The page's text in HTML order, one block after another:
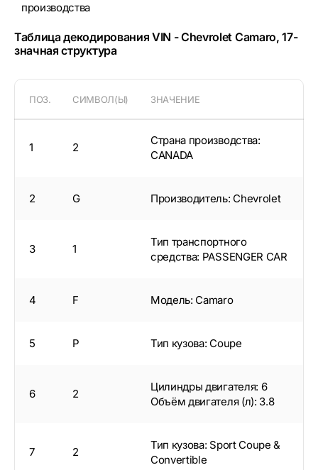
производства
Таблица декодирования VIN - Chevrolet Camaro, 17-
значная структура
ПОЗ. СИМВОЛ(Ы) ЗНАЧЕНИЕ
1 2
Страна производства:
CANADA
2 G Производитель: Chevrolet
3 1
Тип транспортного
средства: PASSENGER CAR
4 F Модель: Camaro
5 P Тип кузова: Coupe
6 2
Цилиндры двигателя: 6
Объём двигателя (л): 3.8
7 2
Тип кузова: Sport Coupe &
Convertible